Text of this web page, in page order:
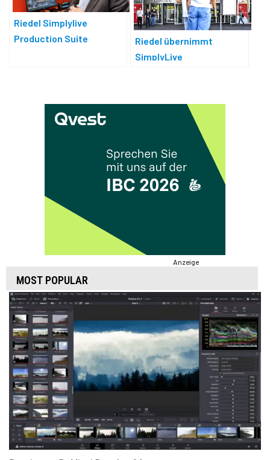
Riedel Simplylive
Production Suite
Riedel übernimmt
SimplyLive
Anzeige
MOST POPULAR